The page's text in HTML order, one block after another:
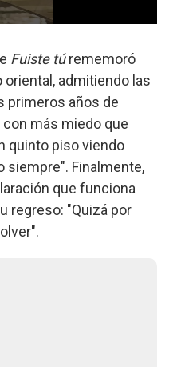
Fuiste túrememoró
admitiendo las
primeros años de
con más miedo que
quinto piso viendo
siempre". Finalmente,
que funciona
regreso: "Quizá por